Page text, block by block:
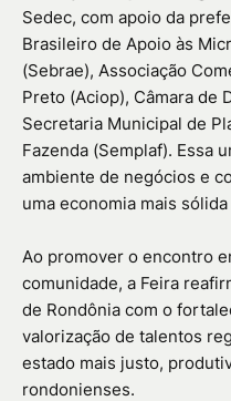
Sedec, com apoio da
Brasileiro de Apoio às
(Sebrae), Associação
Preto (Aciop), Câmara de
Secretaria Municipal de
Fazenda (Semplaf). Essa
ambiente de negócios e
uma economia mais
Ao promover o encontro
comunidade, a Feira
de Rondônia com o
valorização de talentos
estado mais justo,
rondonienses.